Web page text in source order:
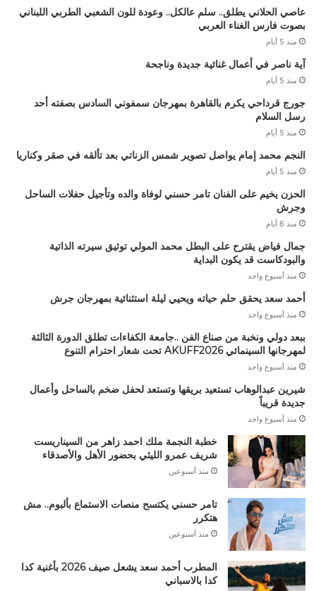
عاصي الحلاني يطلق.. سلم عالكل.. وعودة للون الشعبي الطربي اللبناني
بصوت فارس الغناء العربي
منذ 5 أيام
آية ناصر في أعمال غنائية جديدة وناجحة
منذ 5 أيام
جورج قرداحي يكرم بالقاهرة بمهرجان سمفوني السادس بصفته أحد
رسل السلام
منذ 5 أيام
النجم محمد إمام يواصل تصوير شمس الزناتي بعد تألقه في صقر وكناريا
منذ 5 أيام
الحزن يخيم على الفنان تامر حسني لوفاة والده وتأجيل حفلات الساحل
وجرش
منذ 6 أيام
جمال فياض يقترح على البطل محمد المولي توثيق سيرته الذاتية
والبودكاست قد يكون البداية
منذ أسبوع واحد
أحمد سعد يحقق حلم حياته ويحيي ليلة استثنائية بمهرجان جرش
منذ أسبوع واحد
ببعد دولي ونخبة من صناع الفن ..جامعة الكفاءات تطلق الدورة الثالثة
لمهرجانها السينمائي AKUFF2026 تحت شعار احترام التنوع
منذ أسبوع واحد
شيرين عبدالوهاب تستعيد بريقها وتستعد لحفل ضخم بالساحل وأعمال
جديدة قريباً
منذ أسبوع واحد
خطبة النجمة ملك احمد زاهر من السيناريست
شريف عمرو الليثي بحضور الأهل والأصدقاء
منذ أسبوعين
تامر حسني يكتسح منصات الاستماع بألبوم.. مش
هتكرر
منذ أسبوعين
المطرب أحمد سعد يشعل صيف 2026 بأغنية كدا
كدا بالاسباني